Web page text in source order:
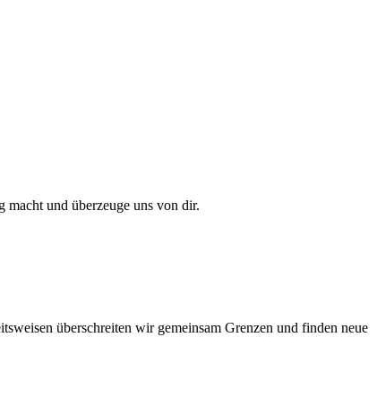
macht und überzeuge uns von dir.
überschreiten wir gemeinsam Grenzen und finden neue